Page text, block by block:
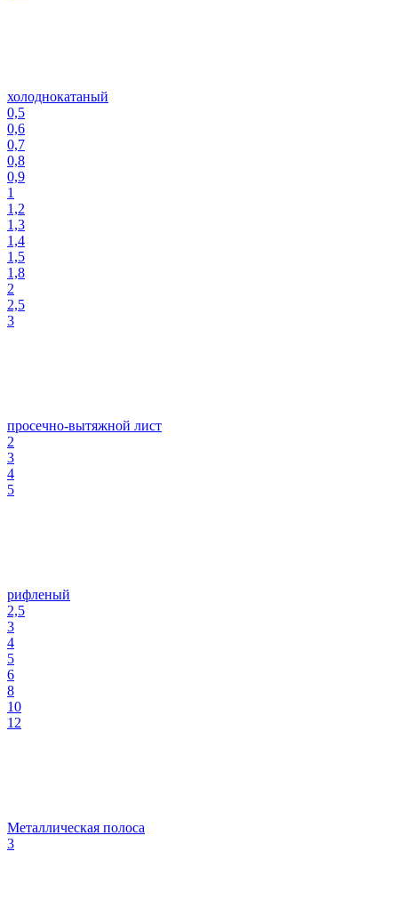
холоднокатаный
0,5
0,6
0,7
0,8
0,9
1
1,2
1,3
1,4
1,5
1,8
2
2,5
3
просечно-вытяжной лист
2
3
4
5
рифленый
2,5
3
4
5
6
8
10
12
Металлическая полоса
3